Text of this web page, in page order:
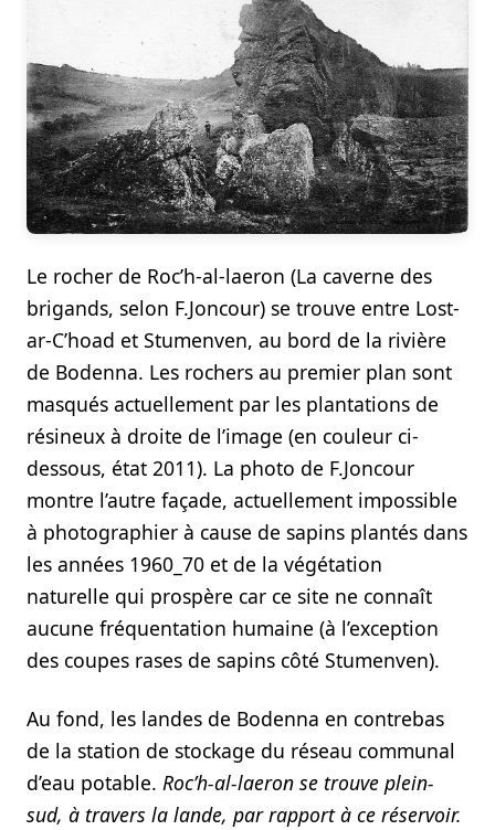
Le rocher de Roc’h-al-laeron (La caverne des
brigands, selon F.Joncour) se trouve entre Lost-
ar-C’hoad et Stumenven, au bord de la rivière
de Bodenna. Les rochers au premier plan sont
masqués actuellement par les plantations de
résineux à droite de l’image (en couleur ci-
dessous, état 2011). La photo de F.Joncour
montre l’autre façade, actuellement impossible
à photographier à cause de sapins plantés dans
les années 1960_70 et de la végétation
naturelle qui prospère car ce site ne connaît
aucune fréquentation humaine (à l’exception
des coupes rases de sapins côté Stumenven).
Au fond, les landes de Bodenna en contrebas
de la station de stockage du réseau communal
d’eau potable. Roc’h-al-laeron se trouve plein-
sud, à travers la lande, par rapport à ce réservoir.